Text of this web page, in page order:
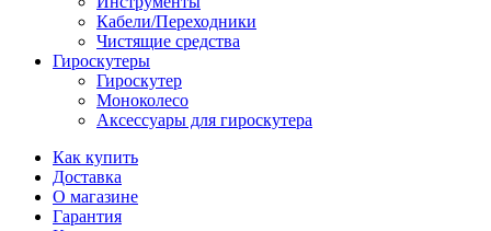
Кабели/Переходники
Чистящие средства
Гироскутеры
Гироскутер
Моноколесо
Аксессуары для гироскутера
Как купить
Доставка
О магазине
Гарантия